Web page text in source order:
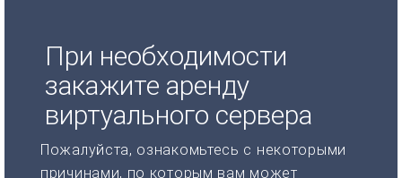
При необходимости
закажите аренду
виртуального сервера
Пожалуйста, ознакомьтесь с некоторыми
причинами, по которым вам может